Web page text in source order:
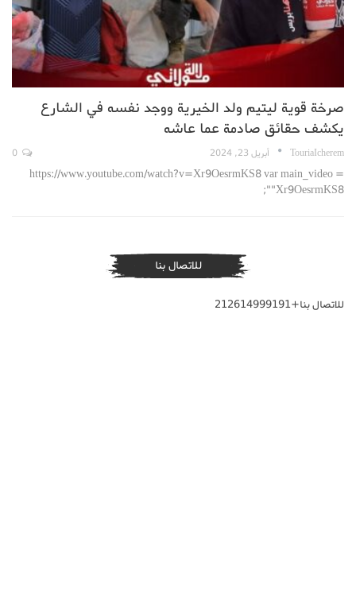
صرخة قوية ليتيم ولد الخيرية ووجد نفسه في الشارع
يكشف حقائق صادمة عما عاشه
TouriaIcherem أبريل 23, 2024
https://www.youtube.com/watch?v=Xr9OesrmKS8 var main_video =
"Xr9OesrmKS8";
للاتصال بنا
للاتصال بنا+212614999191